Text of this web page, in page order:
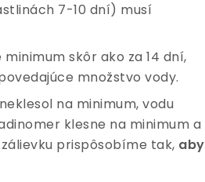
7-10 dní) musí
skôr ako za 14 dní,
množstvo vody.
na minimum, vodu
klesne na minimum a
prispôsobíme tak, aby